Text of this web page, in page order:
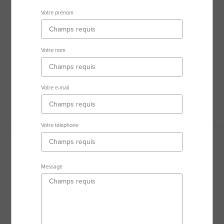
Secteur d'activité
RSAC : 45248262300025 TOULOUSE
Description Biens en vente
Description
35 Ans d'Expertise au Service de vos Projets
Immobiliers
Votre prénom
Votre nom
Votre e-mail
Votre téléphone
Message